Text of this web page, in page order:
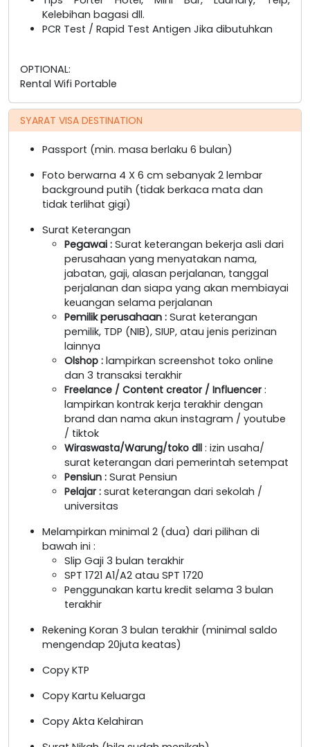
Kelebihan bagasi dll.
PCR Test / Rapid Test Antigen Jika dibutuhkan
OPTIONAL:
Rental Wifi Portable
SYARAT VISA DESTINATION
Passport (min. masa berlaku 6 bulan)
Foto berwarna 4 X 6 cm sebanyak 2 lembar
background putih (tidak berkaca mata dan
tidak terlihat gigi)
Surat Keterangan
Pegawai : Surat keterangan bekerja asli dari
perusahaan yang menyatakan nama,
jabatan, gaji, alasan perjalanan, tanggal
perjalanan dan siapa yang akan membiayai
keuangan selama perjalanan
Pemilik perusahaan : Surat keterangan
pemilik, TDP (NIB), SIUP, atau jenis perizinan
lainnya
Olshop : lampirkan screenshot toko online
dan 3 transaksi terakhir
Freelance / Content creator / Influencer :
lampirkan kontrak kerja terakhir dengan
brand dan nama akun instagram / youtube
/ tiktok
Wiraswasta/Warung/toko dll : izin usaha/
surat keterangan dari pemerintah setempat
Pensiun : Surat Pensiun
Pelajar : surat keterangan dari sekolah /
universitas
Melampirkan minimal 2 (dua) dari pilihan di
bawah ini :
Slip Gaji 3 bulan terakhir
SPT 1721 A1/A2 atau SPT 1720
Penggunakan kartu kredit selama 3 bulan
terakhir
Rekening Koran 3 bulan terakhir (minimal saldo
mengendap 20juta keatas)
Copy KTP
Copy Kartu Keluarga
Copy Akta Kelahiran